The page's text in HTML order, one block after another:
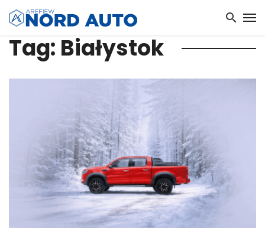
Tag: Białystok